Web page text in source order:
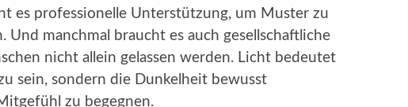
es professionelle Unterstützung, um Muster zu
Und manchmal braucht es auch gesellschaftliche
nicht allein gelassen werden. Licht bedeutet
sein, sondern die Dunkelheit bewusst
zu begegnen.